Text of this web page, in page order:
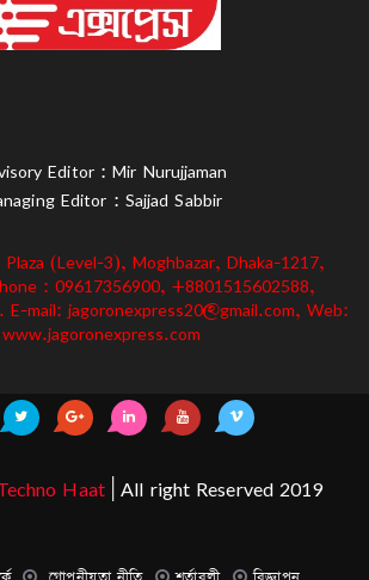
Editor : Mir Nurujjaman
Editor : Sajjad Sabbir
(Level-3), Moghbazar, Dhaka-1217,
: 09617356900, +8801515602588,
mail: jagoronexpress20@gmail.com, Web:
www.jagoronexpress.com
Haat| All right Reserved 2019